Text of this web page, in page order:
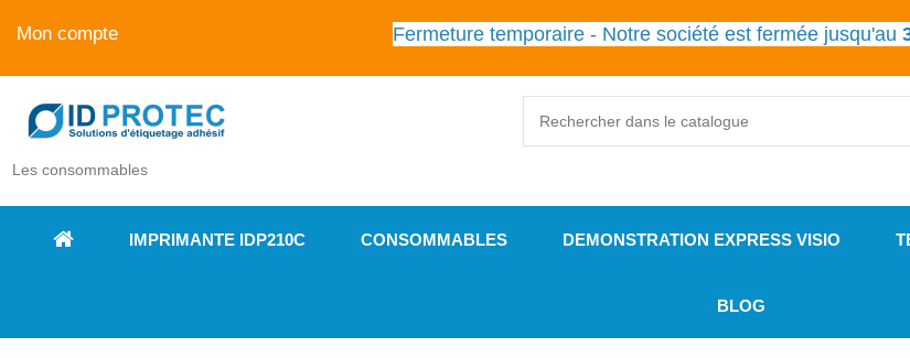
Mon compte Fermeture temporaire - Notre société est fermée jusqu'au
Les consommables
IMPRIMANTE IDP210C CONSOMMABLES DEMONSTRATION EXPRESS VISIO
BLOG